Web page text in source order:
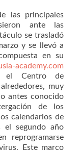
las principales
ante las
se trasladó
y se llevó a
en su
academy.com
el Centro de
muy
antes conocido
de los
calendarios de
el segundo año
reprogramarse
Este marco